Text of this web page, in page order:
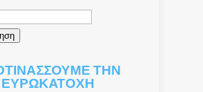
ΤΗΝ
ΕΥΡΩΚΑΤΟΧΗ